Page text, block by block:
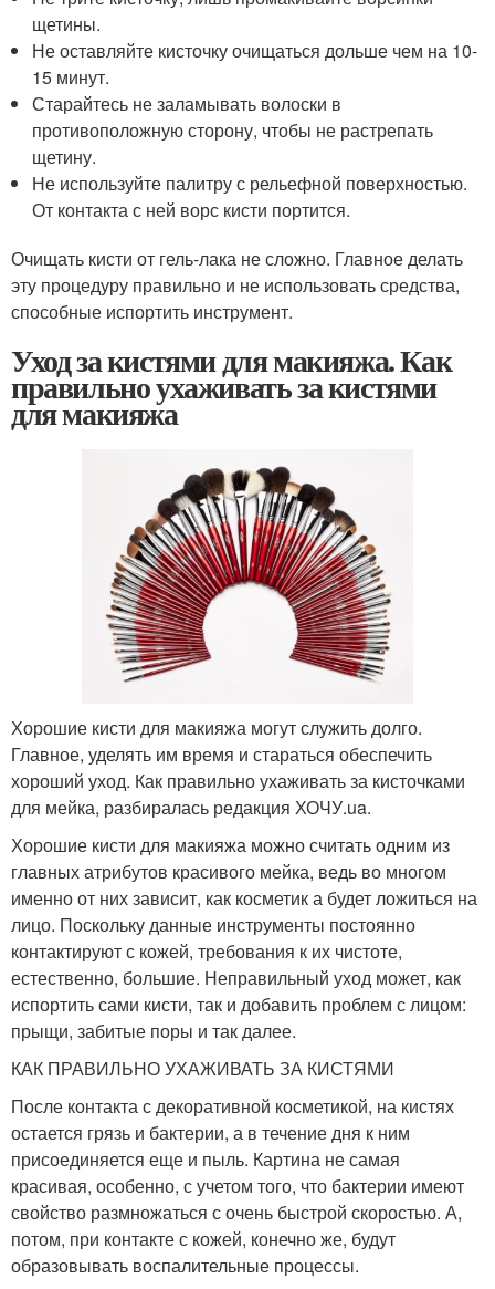
щетины.
Не оставляйте кисточку очищаться дольше чем на 10-
15 минут.
Старайтесь не заламывать волоски в
противоположную сторону, чтобы не растрепать
щетину.
Не используйте палитру с рельефной поверхностью.
От контакта с ней ворс кисти портится.
Очищать кисти от гель-лака не сложно. Главное делать
эту процедуру правильно и не использовать средства,
способные испортить инструмент.
Уход за кистями для макияжа. Как
правильно ухаживать за кистями
для макияжа
Хорошие кисти для макияжа могут служить долго.
Главное, уделять им время и стараться обеспечить
хороший уход. Как правильно ухаживать за кисточками
для мейка, разбиралась редакция ХОЧУ.ua.
Хорошие кисти для макияжа можно считать одним из
главных атрибутов красивого мейка, ведь во многом
именно от них зависит, как косметик а будет ложиться на
лицо. Поскольку данные инструменты постоянно
контактируют с кожей, требования к их чистоте,
естественно, большие. Неправильный уход может, как
испортить сами кисти, так и добавить проблем с лицом:
прыщи, забитые поры и так далее.
КАК ПРАВИЛЬНО УХАЖИВАТЬ ЗА КИСТЯМИ
После контакта с декоративной косметикой, на кистях
остается грязь и бактерии, а в течение дня к ним
присоединяется еще и пыль. Картина не самая
красивая, особенно, с учетом того, что бактерии имеют
свойство размножаться с очень быстрой скоростью. А,
потом, при контакте с кожей, конечно же, будут
образовывать воспалительные процессы.